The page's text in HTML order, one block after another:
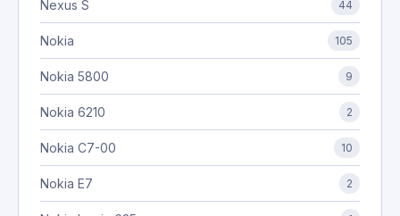
Nexus S 44
Nokia 105
Nokia 5800 9
Nokia 6210 2
Nokia C7-00 10
Nokia E7 2